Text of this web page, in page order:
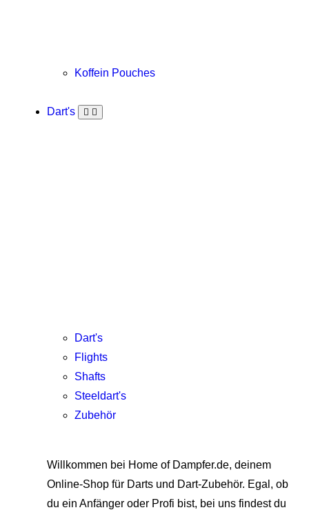
Koffein Pouches
Dart's
Dart's
Flights
Shafts
Steeldart's
Zubehör
Willkommen bei Home of Dampfer.de, deinem
Online-Shop für Darts und Dart-Zubehör. Egal, ob
du ein Anfänger oder Profi bist, bei uns findest du